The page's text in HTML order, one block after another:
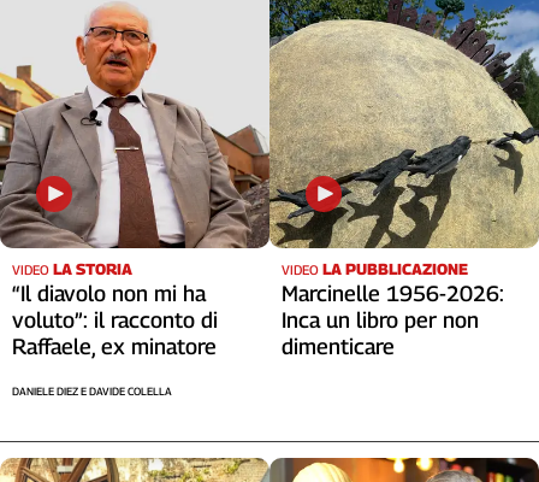
Contatti
La
redazione
Newsletter
Social
VIDEO LA STORIA
“Il diavolo non mi ha
voluto”: il racconto di
Raffaele, ex minatore
DANIELE DIEZ E DAVIDE COLELLA
VIDEO LA PUBBLICAZIONE
Marcinelle 1956-2026:
Inca un libro per non
dimenticare